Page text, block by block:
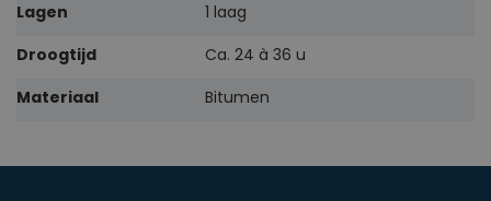
Lagen
1 laag
Droogtijd
Ca. 24 à 36 u
Materiaal
Bitumen